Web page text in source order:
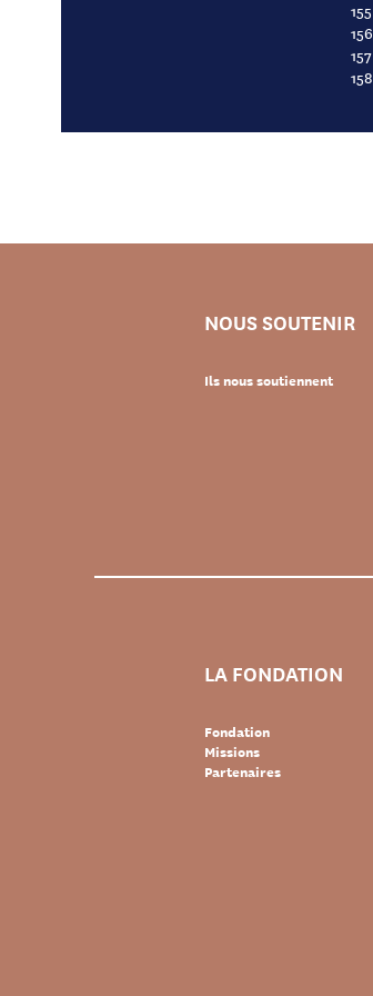
155
156
157
158
NOUS SOUTENIR
Ils nous soutiennent
LA FONDATION
Fondation
Missions
Partenaires